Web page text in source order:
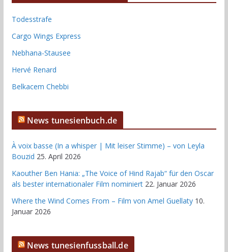
Todesstrafe
Cargo Wings Express
Nebhana-Stausee
Hervé Renard
Belkacem Chebbi
News tunesienbuch.de
À voix basse (In a whisper | Mit leiser Stimme) – von Leyla
Bouzid 25. April 2026
Kaouther Ben Hania: „The Voice of Hind Rajab“ für den Oscar
als bester internationaler Film nominiert 22. Januar 2026
Where the Wind Comes From – Film von Amel Guellaty 10.
Januar 2026
News tunesienfussball.de